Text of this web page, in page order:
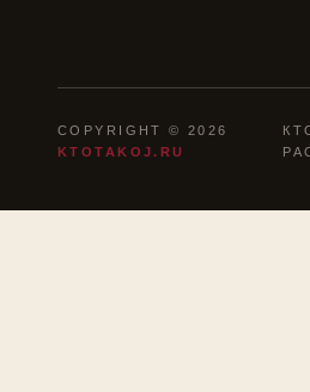
COPYRIGHT © 2026
KTOTAKOJ.RU